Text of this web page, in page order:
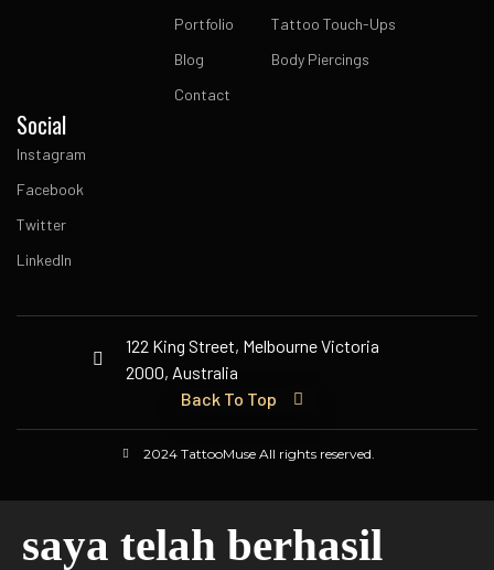
Portfolio
Blog
Contact
Tattoo Touch-Ups
Body Piercings
Social
Instagram
Facebook
Twitter
LinkedIn
122 King Street, Melbourne Victoria
2000, Australia
Back To Top
2024 TattooMuse All rights reserved.
saya telah berhasil